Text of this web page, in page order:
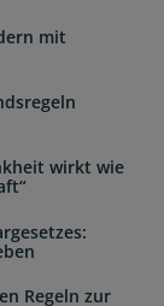
mit
wirkt wie
Regeln zur